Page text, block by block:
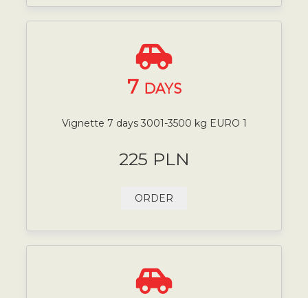
7 DAYS
Vignette 7 days 3001-3500 kg EURO 1
225 PLN
ORDER